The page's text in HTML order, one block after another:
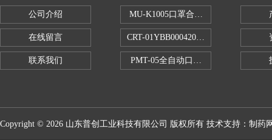
公司介绍
在线留言
联系我们
MU-K1005口罩合成血液穿透试验仪
CRT-01YBB00042005数显式安瓿瓶圆
PMT-05全自动口红折断力测试仪
Copyright © 2026 山东普创工业科技有限公司 版权所有 技术支持： 制药